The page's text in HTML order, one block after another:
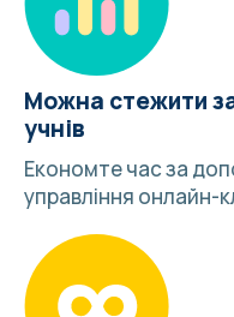
Можна стежити
учнів
Економте час за
управління онлайн-